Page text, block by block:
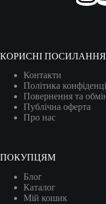
КОРИСНІ ПОСИЛАННЯ
Контакти
Політика
Повернення та
Публічна оферта
Про нас
ПОКУПЦЯМ
Блог
Каталог
Мій кошик